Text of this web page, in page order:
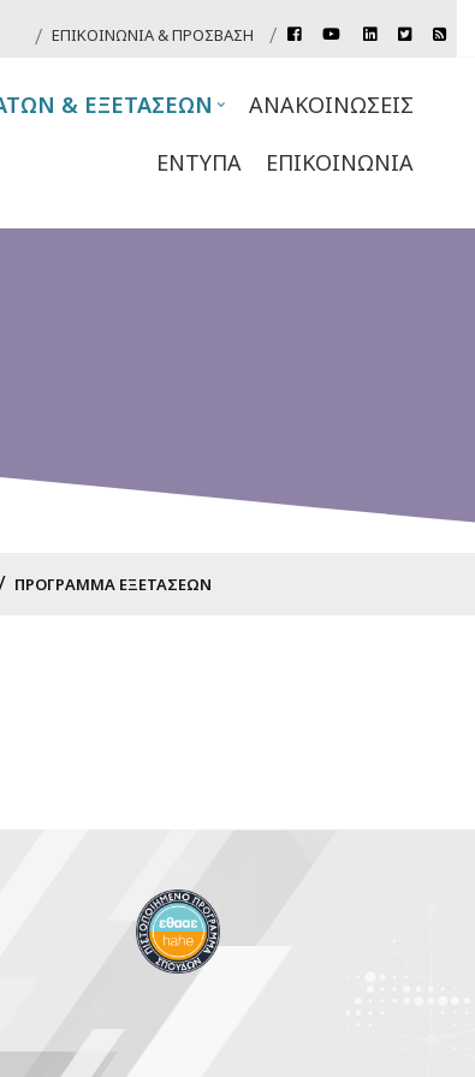
Top
ΕΠΙΚΟΙΝΩΝΊΑ & ΠΡΌΣΒΑΣΗ facebookyoutubelinkedintwitterrss
& ΕΞΕΤΆΣΕΩΝ
ΑΝΑΚΟΙΝΏΣΕΙΣ
ΈΝΤΥΠΑ
ΕΠΙΚΟΙΝΩΝΊΑ
ΠΡΌΓΡΑΜΜΑ ΕΞΕΤΆΣΕΩΝ